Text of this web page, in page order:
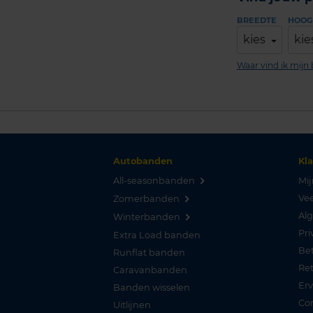
BREEDTE
kies
Waar vind ik mijn
Autobanden
All-seasonbanden
Zomerbanden
Winterbanden
Extra Load banden
Runflat banden
Caravanbanden
Banden wisselen
Uitlijnen